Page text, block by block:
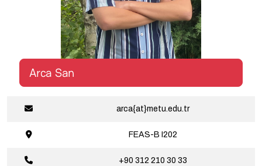
Arca San
arca{at}metu.edu.tr
FEAS-B I202
+90 312 210 30 33